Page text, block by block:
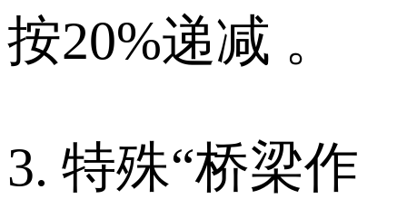
按20%递减 。
3. 特殊“桥梁作